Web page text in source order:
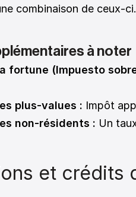
combinaison de ceux-ci.
à noter
fortune (Impuesto
plus-values : Impôt
non-résidents : Un
et crédits